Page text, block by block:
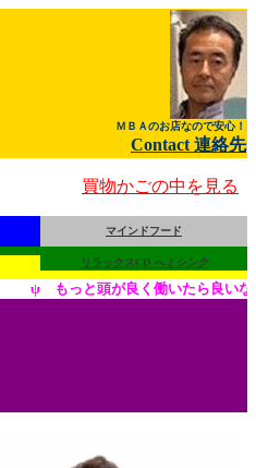
ＭＢＡのお店なので安心！
Contact 連絡先
買物かごの中を見る
マインドフード
リラックスCD へミシンク
と頭が良く働いたら良いなぁ～と思